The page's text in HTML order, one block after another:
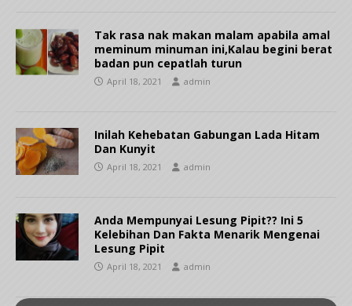
Tak rasa nak makan malam apabila amal
meminum minuman ini,Kalau begini berat
badan pun cepatlah turun
April 18, 2021 admin
Inilah Kehebatan Gabungan Lada Hitam
Dan Kunyit
April 18, 2021 admin
Anda Mempunyai Lesung Pipit?? Ini 5
Kelebihan Dan Fakta Menarik Mengenai
Lesung Pipit
April 18, 2021 admin